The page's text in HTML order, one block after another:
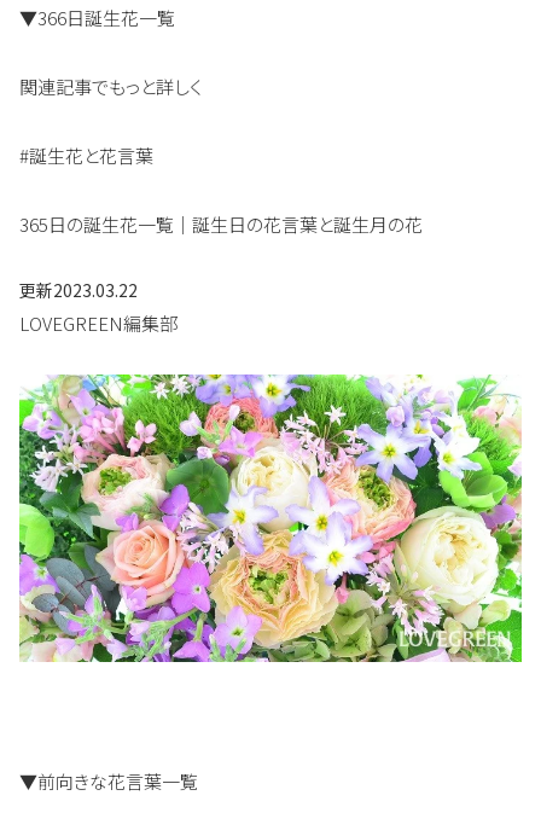
▼366日誕生花一覧
関連記事でもっと詳しく
#誕生花と花言葉
365日の誕生花一覧｜誕生日の花言葉と誕生月の花
更新2023.03.22
LOVEGREEN編集部
▼前向きな花言葉一覧